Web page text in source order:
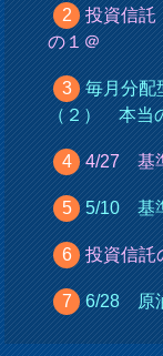
投資信
の１＠
毎月分配
（２） 本当
4/27 基
5/10 基
投資信託
6/28 原